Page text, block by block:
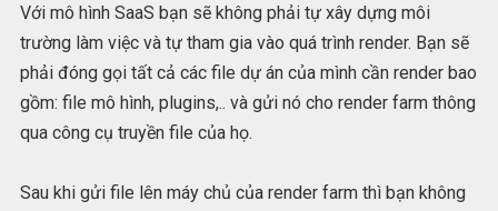
Với mô hình SaaS bạn sẽ không phải tự xây dựng môi
trường làm việc và tự tham gia vào quá trình render. Bạn sẽ
phải đóng gọi tất cả các file dự án của mình cần render bao
gồm: file mô hình, plugins,.. và gửi nó cho render farm thông
qua công cụ truyền file của họ.
Sau khi gửi file lên máy chủ của render farm thì bạn không